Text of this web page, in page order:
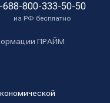
688-800-333-50-50
из РФ бесплатно
ПРАЙМ